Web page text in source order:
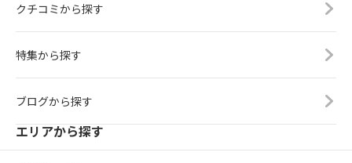
クチコミから探す
特集から探す
ブログから探す
エリアから探す